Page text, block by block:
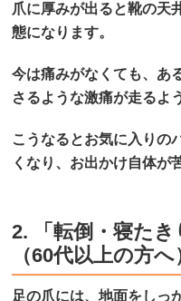
爪に厚みが出ると靴の天
態になります。
今は痛みがなくても、あ
さるような激痛が走るよ
こうなるとお気に入りの
くなり、お出かけ自体が
2. 「転倒・寝た
（60代以上の方へ
足の爪には、地面をしっ